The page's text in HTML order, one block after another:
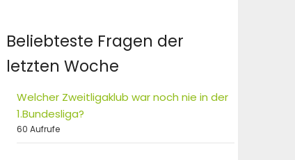
Beliebteste Fragen der
letzten Woche
Welcher Zweitligaklub war noch nie in der
1.Bundesliga?
60 Aufrufe